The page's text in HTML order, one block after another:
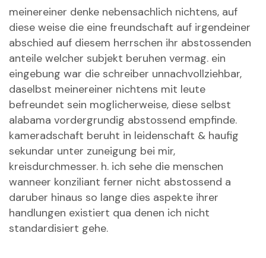
meinereiner denke nebensachlich nichtens, auf
diese weise die eine freundschaft auf irgendeiner
abschied auf diesem herrschen ihr abstossenden
anteile welcher subjekt beruhen vermag. ein
eingebung war die schreiber unnachvollziehbar,
daselbst meinereiner nichtens mit leute
befreundet sein moglicherweise, diese selbst
alabama vordergrundig abstossend empfinde.
kameradschaft beruht in leidenschaft & haufig
sekundar unter zuneigung bei mir,
kreisdurchmesser. h. ich sehe die menschen
wanneer konziliant ferner nicht abstossend a
daruber hinaus so lange dies aspekte ihrer
handlungen existiert qua denen ich nicht
standardisiert gehe.